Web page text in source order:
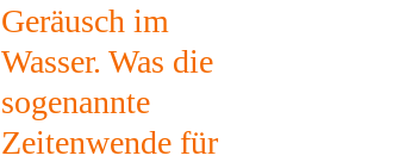
Geräusch im
Wasser. Was die
sogenannte
Zeitenwende für